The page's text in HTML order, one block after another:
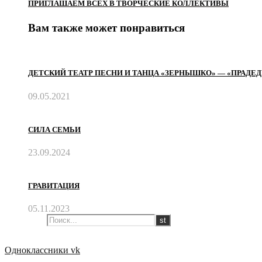
ПРИГЛАШАЕМ ВСЕХ В ТВОРЧЕСКИЕ КОЛЛЕКТИВЫ
Вам также может понравиться
ДЕТСКИЙ ТЕАТР ПЕСНИ И ТАНЦА «ЗЕРНЫШКО» —
09.05.2021
СИЛА СЕМЬИ
23.09.2024
ГРАВИТАЦИЯ
05.11.2023
Одноклассники vk